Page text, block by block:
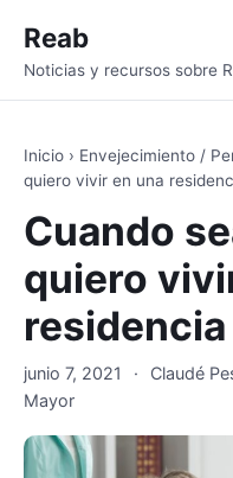
Reab
Noticias y recursos sobre
Inicio › Envejecimiento /
quiero vivir en una
Cuando
quiero
junio 7, 2021 · Claudé
Mayor